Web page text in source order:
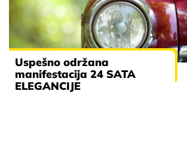
Uspešno održana
manifestacija 24 SATA
ELEGANCIJE